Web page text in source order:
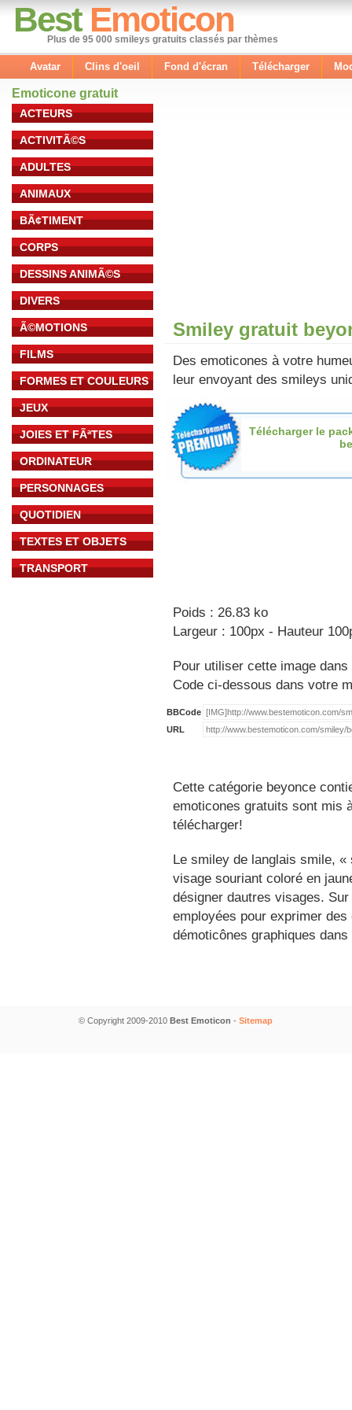
Best Emoticon
Plus de 95 000 smileys gratuits classés par thèmes
Avatar Clins d'oeil Fond d'écran Télécharger
Emoticone gratuit
ACTEURS
ACTIVITÃ©S
ADULTES
ANIMAUX
BÃ¢TIMENT
CORPS
DESSINS ANIMÃ©S
DIVERS
Ã©MOTIONS
FILMS
FORMES ET COULEURS
JEUX
JOIES ET FÃªTES
ORDINATEUR
PERSONNAGES
QUOTIDIEN
TEXTES ET OBJETS
TRANSPORT
Smiley gratuit
Des emoticones à votre
leur envoyant des smileys
Télécharger le
Poids : 26.83 ko
Largeur : 100px - Hauteur
Pour utiliser cette image
Code ci-dessous dans votre
BBCode
URL
Cette catégorie beyonce
emoticones gratuits sont mis
télécharger!
Le smiley de langlais smile,
visage souriant coloré en
désigner dautres visages.
employées pour exprimer
démoticônes graphiques
© Copyright 2009-2010 Best Emoticon - Sitemap